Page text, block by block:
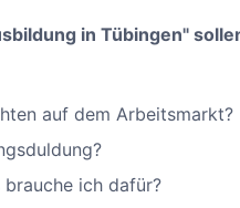
in Tübingen"
auf dem Arbeitsmarkt?
ich dafür?